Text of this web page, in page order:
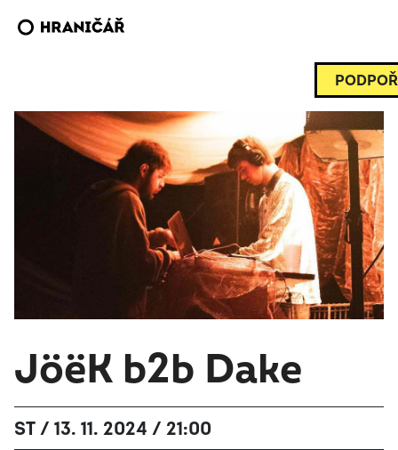
JöëK b2b Dake
ST / 13. 11. 2024 / 21:00